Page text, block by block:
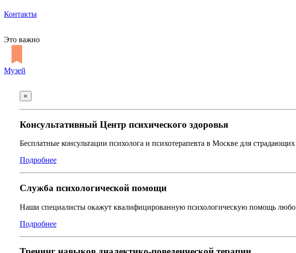
Контакты
Это важно
Музей
×
Консультативный Центр психического здоровья
Бесплатные консультации психолога и психотерапевта в Москве для
Подробнее
Служба психологической помощи
Наши специалисты окажут квалифицированную психологическую помощь
Подробнее